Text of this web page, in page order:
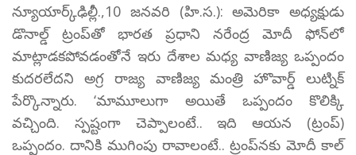
న్యూయార్క్‌ఢిల్లీ.,10 జనవరి (హి.స.): అమెరికా అధ్యక్షుడు
డొనాల్డ్‌ ట్రంప్‌తో భారత ప్రధాని నరేంద్ర మోదీ ఫోన్‌లో
మాట్లాడకపోవడంతోనే ఇరు దేశాల మధ్య వాణిజ్య ఒప్పందం
కుదరలేదని అగ్ర రాజ్య వాణిజ్య మంత్రి హొవార్డ్‌ లుట్నిక్‌
పేర్కొన్నారు. ‘మామూలుగా అయితే ఒప్పందం కొలిక్కి
వచ్చింది. స్పష్టంగా చెప్పాలంటే.. ఇది ఆయన (ట్రంప్‌)
ఒప్పందం. దానికి ముగింపు రావాలంటే.. ట్రంప్‌నకు మోదీ కాల్‌